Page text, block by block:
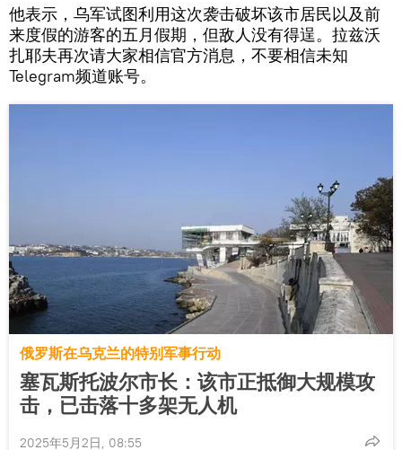
他表示，乌军试图利用这次袭击破坏该市居民以及前
来度假的游客的五月假期，但敌人没有得逞。拉兹沃
扎耶夫再次请大家相信官方消息，不要相信未知
Telegram频道账号。
俄罗斯在乌克兰的特别军事行动
塞瓦斯托波尔市长：该市正抵御大规模攻
击，已击落十多架无人机
2025年5月2日, 08:55